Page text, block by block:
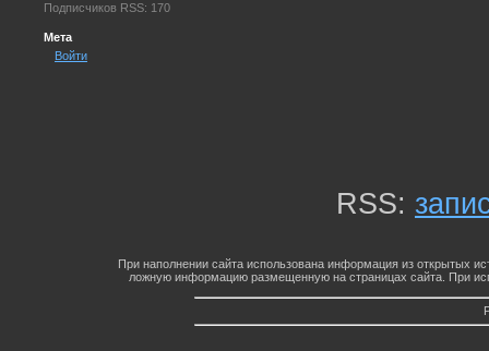
Подписчиков RSS: 170
Мета
Войти
RSS:
При наполнении сайта использована информация из открытых
ложную информацию размещенную на страницах сайта. При